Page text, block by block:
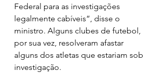
Federal para as investigações
legalmente cabíveis”, disse o
ministro. Alguns clubes de futebol,
por sua vez, resolveram afastar
alguns dos atletas que estariam sob
investigação.